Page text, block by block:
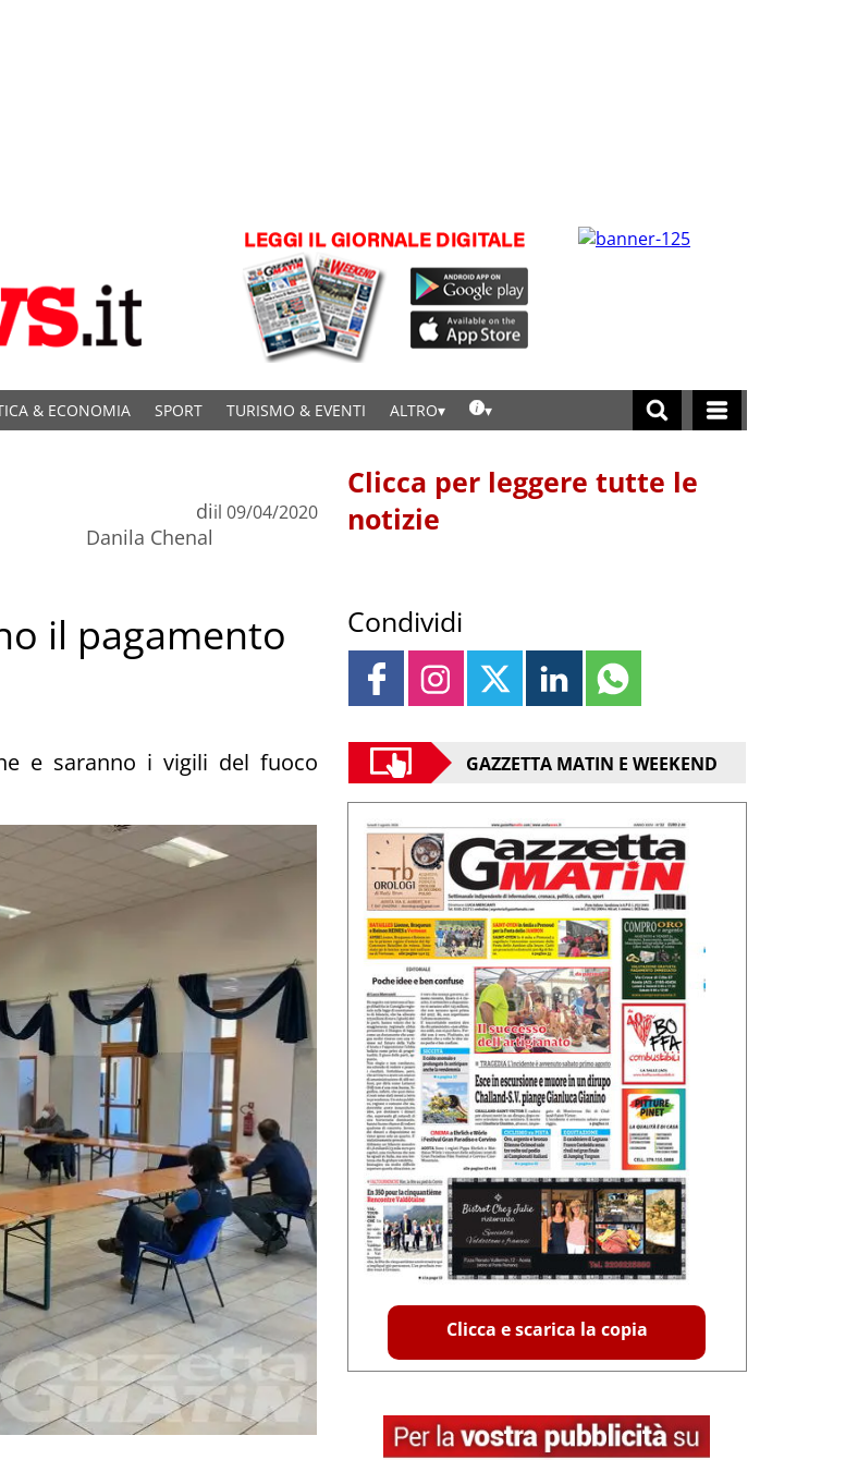
& ECONOMIA SPORT TURISMO & EVENTI ALTRO
di
Danila Chenal
il 09/04/2020
il pagamento
e saranno i vigili del fuoco
Clicca per leggere tutte le
notizie
Condividi
GAZZETTA MATIN E WEEKEND
Clicca e scarica la copia